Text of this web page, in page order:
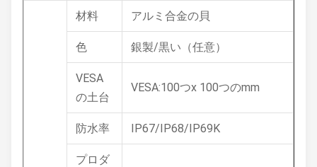
材料 アルミ合金の貝
色 銀製/黒い（任意）
VESA
の土台
VESA:100つx 100つのmm
防水率 IP67/IP68/IP69K
プロダ